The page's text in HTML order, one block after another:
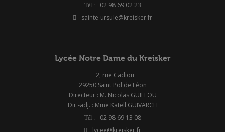
02 98 69 02 23
sainte-ursule@kreisker.fr
Lycée Notre Dame du Kreisker
2, rue Cadiou
29250 Saint Pol de Léon
Directeur : M. Nicolas GUILLOU
Dir.-adj. : Mme Katell GUIVARCH
02 98 69 13 08